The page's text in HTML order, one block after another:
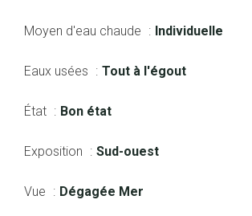
Moyen d'eau chaude Individuelle
Eaux usées Tout à l'égout
État Bon état
Exposition Sud-ouest
Vue Dégagée Mer